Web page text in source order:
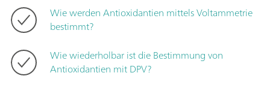
Wie werden Antioxidantien mittels Voltammetrie
bestimmt?
Wie wiederholbar ist die Bestimmung von
Antioxidantien mit DPV?